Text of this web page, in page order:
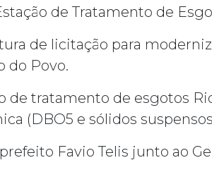
de Tratamento de
de licitação para
do Povo.
de tratamento de esgotos
(DBO5 e sólidos
Favio Telis junto ao